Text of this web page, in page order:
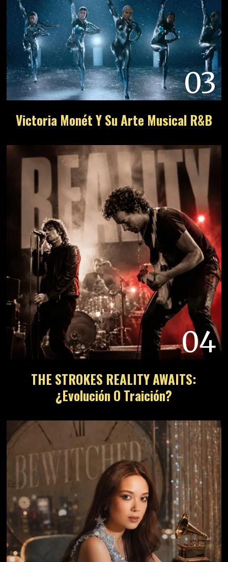
03
Victoria Monét Y Su Arte Musical R&B
04
THE STROKES REALITY AWAITS:
¿Evolución O Traición?